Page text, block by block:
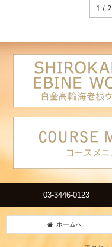
1 / 2
03-3446-0123
ホームへ